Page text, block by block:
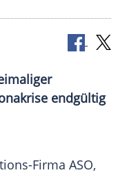
endgültig
Firma ASO,